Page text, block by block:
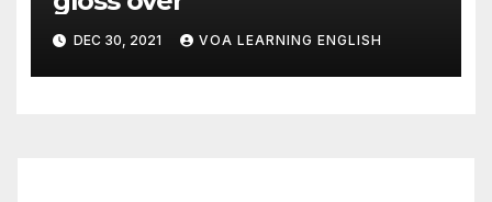
DEC 30, 2021 VOA LEARNING ENGLISH